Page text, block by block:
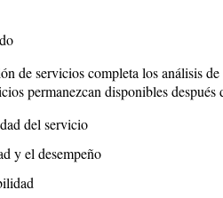
de servicios completa los análisis
permanezcan disponibles después
del servicio
y el desempeño